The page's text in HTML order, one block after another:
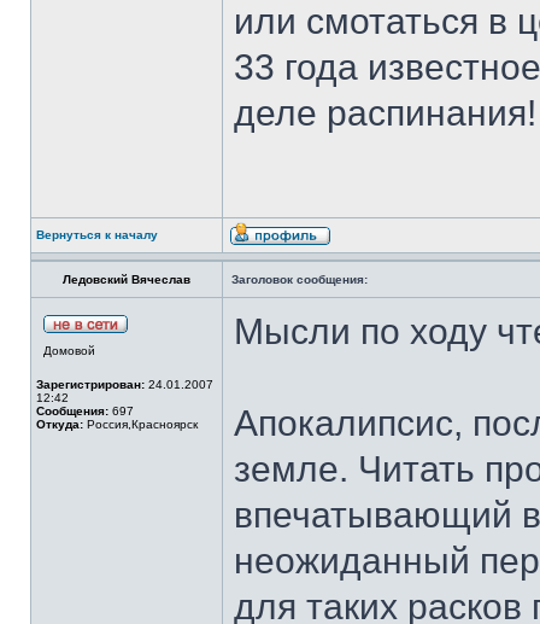
или смотаться в
33 года
деле
Вернуться к началу
Ледовский Вячеслав Заголовок сообщения:
Домовой
Зарегистрирован: 24.01.2007
12:42
Сообщения: 697
Откуда: Россия,Красноярск
Мысли по ходу
Апокалипсис,
земле. Читать
впечатывающий
неожиданный
для таких